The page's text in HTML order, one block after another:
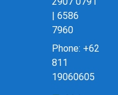
| 6586
7960
Phone: +62
811
19060605